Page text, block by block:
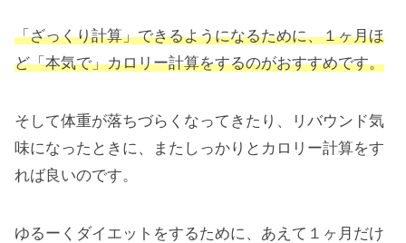
「ざっくり計算」できるようになるために、１ヶ月ほ
ど「本気で」カロリー計算をするのがおすすめです。
そして体重が落ちづらくなってきたり、リバウンド気
味になったときに、またしっかりとカロリー計算をす
れば良いのです。
ゆるーくダイエットをするために、あえて１ヶ月だけ